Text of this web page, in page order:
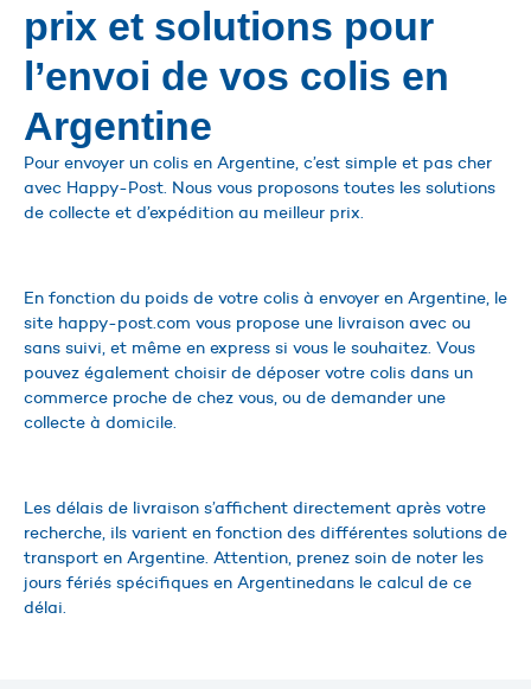
prix et solutions pour
l’envoi de vos colis en
Argentine
Pour envoyer un colis en Argentine, c’est simple et pas cher
avec Happy-Post. Nous vous proposons toutes les solutions
de collecte et d’expédition au meilleur prix.
En fonction du poids de votre colis à envoyer en Argentine, le
site happy-post.com vous propose une livraison avec ou
sans suivi, et même en express si vous le souhaitez. Vous
pouvez également choisir de déposer votre colis dans un
commerce proche de chez vous, ou de demander une
collecte à domicile.
Les délais de livraison s’affichent directement après votre
recherche, ils varient en fonction des différentes solutions de
transport en Argentine. Attention, prenez soin de noter les
jours fériés spécifiques en Argentinedans le calcul de ce
délai.